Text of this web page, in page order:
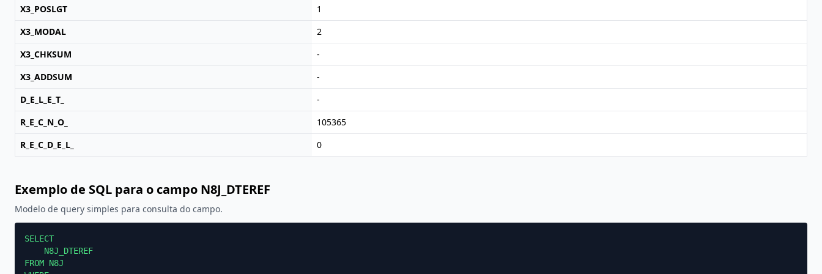
X3_POSLGT
1
X3_MODAL
2
X3_CHKSUM
-
X3_ADDSUM
-
D_E_L_E_T_
-
R_E_C_N_O_
105365
R_E_C_D_E_L_
0
Exemplo de SQL para o campo N8J_DTEREF
Modelo de query simples para consulta do campo.
SELECT
    N8J_DTEREF
FROM N8J